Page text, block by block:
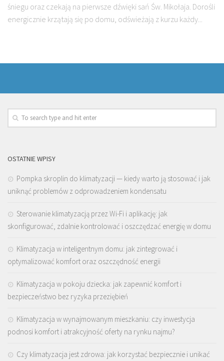
śniegu oraz czekają na pierwsze dźwięki sań Św. Mikołaja. Dorośli
energicznie krzątają się po domu, odświeżają z kurzu każdy...
OSTATNIE WPISY
Pompka skroplin do klimatyzacji — kiedy warto ją stosować i jak
uniknąć problemów z odprowadzeniem kondensatu
Sterowanie klimatyzacją przez Wi-Fi i aplikację: jak
skonfigurować, zdalnie kontrolować i oszczędzać energię w domu
Klimatyzacja w inteligentnym domu: jak zintegrować i
optymalizować komfort oraz oszczędność energii
Klimatyzacja w pokoju dziecka: jak zapewnić komfort i
bezpieczeństwo bez ryzyka przeziębień
Klimatyzacja w wynajmowanym mieszkaniu: czy inwestycja
podnosi komfort i atrakcyjność oferty na rynku najmu?
Czy klimatyzacja jest zdrowa: jak korzystać bezpiecznie i unikać